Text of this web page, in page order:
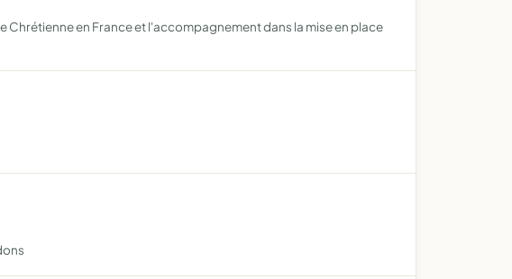
en France et l'accompagnement dans la mise en place